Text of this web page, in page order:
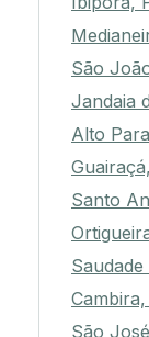
São
Jandaia
Alto
Santo
São